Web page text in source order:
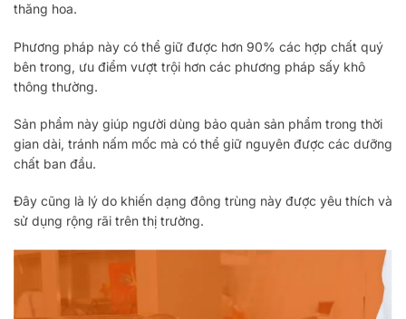
thăng hoa.
Phương pháp này có thể giữ được hơn 90% các hợp chất quý
bên trong, ưu điểm vượt trội hơn các phương pháp sấy khô
thông thường.
Sản phẩm này giúp người dùng bảo quản sản phẩm trong thời
gian dài, tránh nấm mốc mà có thể giữ nguyên được các dưỡng
chất ban đầu.
Đây cũng là lý do khiến dạng đông trùng này được yêu thích và
sử dụng rộng rãi trên thị trường.